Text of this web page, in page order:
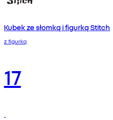
Kubek ze słomką i figurką Stitch
z figurką
17